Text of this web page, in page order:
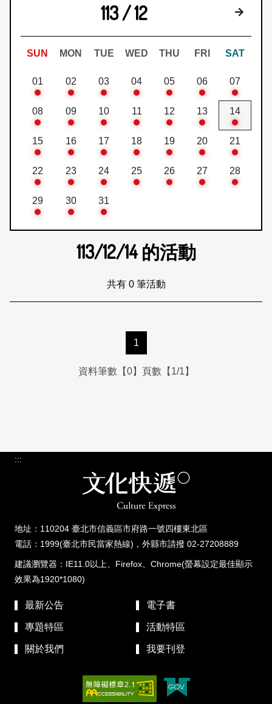
113 / 12 下個月
SUN MON TUE WED THU FRI SAT
01 02 03 04 05 06 07
08 09 10 11 12 13 14
15 16 17 18 19 20 21
22 23 24 25 26 27 28
29 30 31
113/12/14的活動
共有 0 筆活動
1
資料筆數【0】頁數【1/1】
:::
地址：110204 臺北市信義區市府路一號四樓東北區
電話：1999(臺北市民當家熱線)，外縣市請撥 02-27208889
建議瀏覽器：IE11.0以上、Firefox、Chrome(螢幕設定最佳顯示
效果為1920*1080)
最新公告 電子書
專題特區 活動特區
關於我們 我要刊登